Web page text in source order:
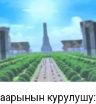
курулушу: